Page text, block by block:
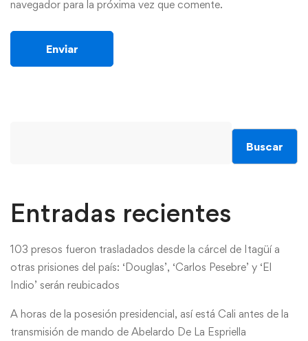
navegador para la próxima vez que comente.
Buscar
Entradas recientes
103 presos fueron trasladados desde la cárcel de Itagüí a
otras prisiones del país: ‘Douglas’, ‘Carlos Pesebre’ y ‘El
Indio’ serán reubicados
A horas de la posesión presidencial, así está Cali antes de la
transmisión de mando de Abelardo De La Espriella